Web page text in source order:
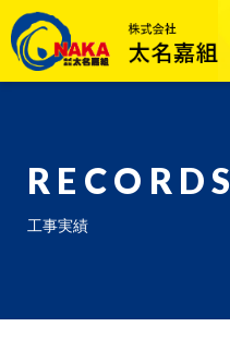
RECORDS
工事実績